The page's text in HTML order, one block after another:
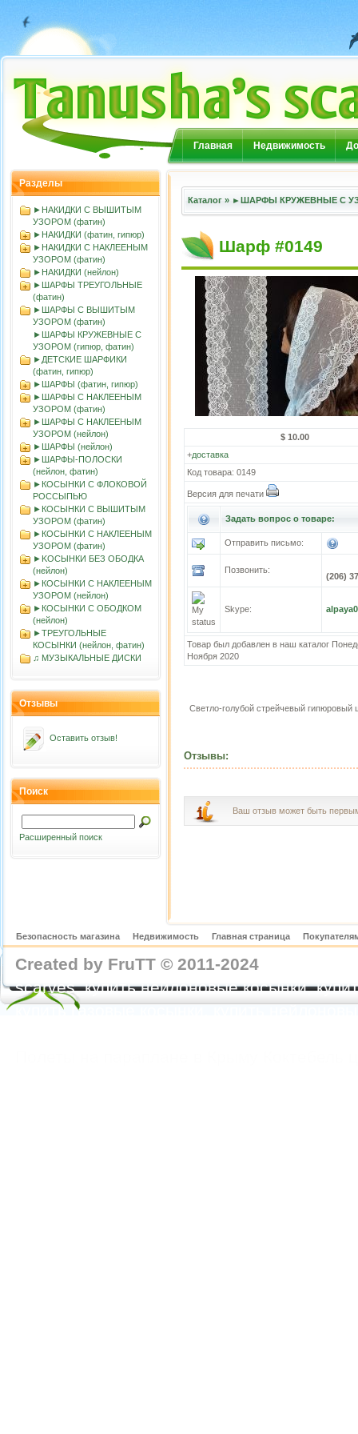
Главная Недвижимость
Разделы
►НАКИДКИ С ВЫШИТЫМ
УЗОРОМ (фатин)
►НАКИДКИ (фатин, гипюр)
►НАКИДКИ С НАКЛЕЕНЫМ
УЗОРОМ (фатин)
►НАКИДКИ (нейлон)
►ШАРФЫ ТРЕУГОЛЬНЫЕ
(фатин)
►ШАРФЫ С ВЫШИТЫМ
УЗОРОМ (фатин)
►ШАРФЫ КРУЖЕВНЫЕ С
УЗОРОМ (гипюр, фатин)
►ДЕТСКИЕ ШАРФИКИ
(фатин, гипюр)
►ШАРФЫ (фатин, гипюр)
►ШАРФЫ С НАКЛЕЕНЫМ
УЗОРОМ (фатин)
►ШАРФЫ С НАКЛЕЕНЫМ
УЗОРОМ (нейлон)
►ШАРФЫ (нейлон)
►ШАРФЫ-ПОЛОСКИ
(нейлон, фатин)
►КОСЫНКИ С ФЛОКОВОЙ
РОССЫПЬЮ
►КОСЫНКИ С ВЫШИТЫМ
УЗОРОМ (фатин)
►КОСЫНКИ С НАКЛЕЕНЫМ
УЗОРОМ (фатин)
►KOСЫНКИ БЕЗ ОБОДКА
(нейлон)
►КОСЫНКИ С НАКЛЕЕНЫМ
УЗОРОМ (нейлон)
►КОСЫНКИ С ОБОДКОМ
(нейлон)
►ТРЕУГОЛЬНЫЕ
КОСЫНКИ (нейлон, фатин)
♫ МУЗЫКАЛЬНЫЕ ДИСКИ
Отзывы
Оставить отзыв!
Поиск
Расширенный поиск
Каталог » ►ШАРФЫ КРУЖЕВНЫЕ С
Шарф #0149
$ 10.00
+доставка
Код товара: 0149
Версия для печати
Задать вопрос о товаре:
Отправить письмо:
Позвонить:
(206)
Skype:
Товар был добавлен в наш каталог
Ноября 2020
Светло-голубой стрейчевый
Отзывы:
Ваш отзыв может быть
Безопасность магазина Недвижимость Главная страница
Created by FruTT © 2011-2024
scarves, купить нейлоновые косынки,
купить газовые косынки, купить